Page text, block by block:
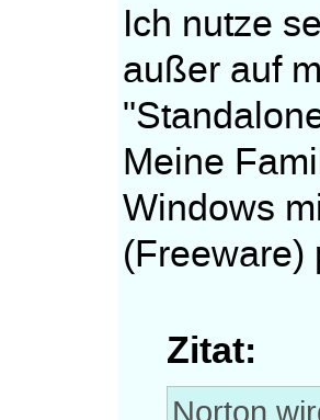
Ich nutze
außer auf
Meine
Windows
Zitat: